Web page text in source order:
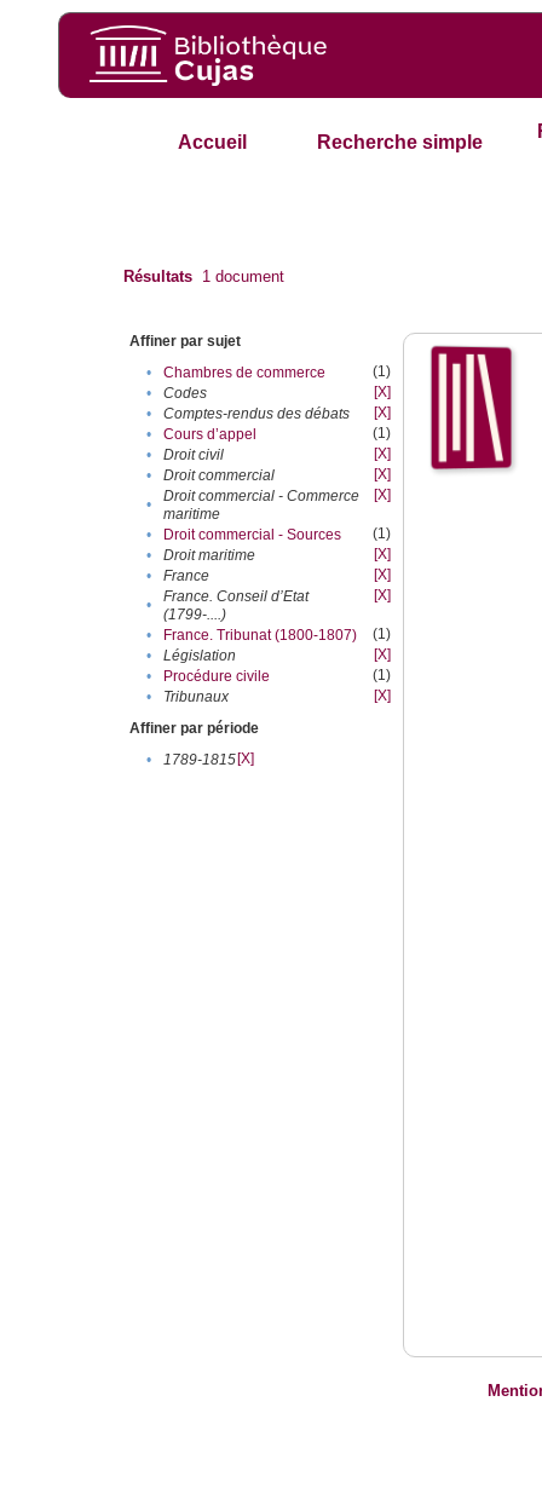
Accueil Recherche simple
Résultats 1 document
Affiner par sujet
•
Chambres de commerce
(1)
•
Codes
[X]
•
Comptes-rendus des débats
[X]
•
Cours d’appel
(1)
•
Droit civil
[X]
•
Droit commercial
[X]
•
Droit commercial - Commerce
maritime
[X]
• Droit commercial - Sources
(1)
•
Droit maritime
[X]
•
France
[X]
•
France. Conseil d’Etat
(1799-....)
[X]
• France. Tribunat (1800-1807)
(1)
•
Législation
[X]
•
Procédure civile
(1)
•
Tribunaux
[X]
Affiner par période
•
1789-1815[X]